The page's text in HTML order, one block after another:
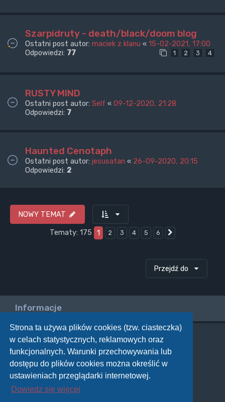
Strona ta używa plików cookies (tzw. ciasteczka)
w celach statystycznych, reklamowych oraz
funkcjonalnych. Warunki przechowywania lub
dostępu do plików cookies można określić w
ustawieniach przeglądarki internetowej.
Dowiedz się więcej
Szarpidruty - death/black/doom blog
Ostatni post autor: maciek z klanu « 15-02-2021, 17:00
Odpowiedzi: 77 1 2 3 4
RUSTY MIND
Ostatni post autor: Self « 09-12-2020, 21:28
Odpowiedzi: 7
Haunted Cenotaph
Ostatni post autor: jesusatan « 26-09-2020, 20:15
Odpowiedzi: 2
NOWY TEMAT
Tematy: 175
1 2 3 4 5 6
Przejdź do
Informacje
Twoje uprawnienia na tym forum
Nie możesztworzyć nowych tematów
Nie możeszodpowiadać w tematach
Nie możesz zmieniać swoich postów
Nie możesz
usuwać swoich postów
Nie możeszdodawać załączników